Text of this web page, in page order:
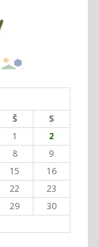
Š
S
1
2
8
9
15
16
22
23
29
30